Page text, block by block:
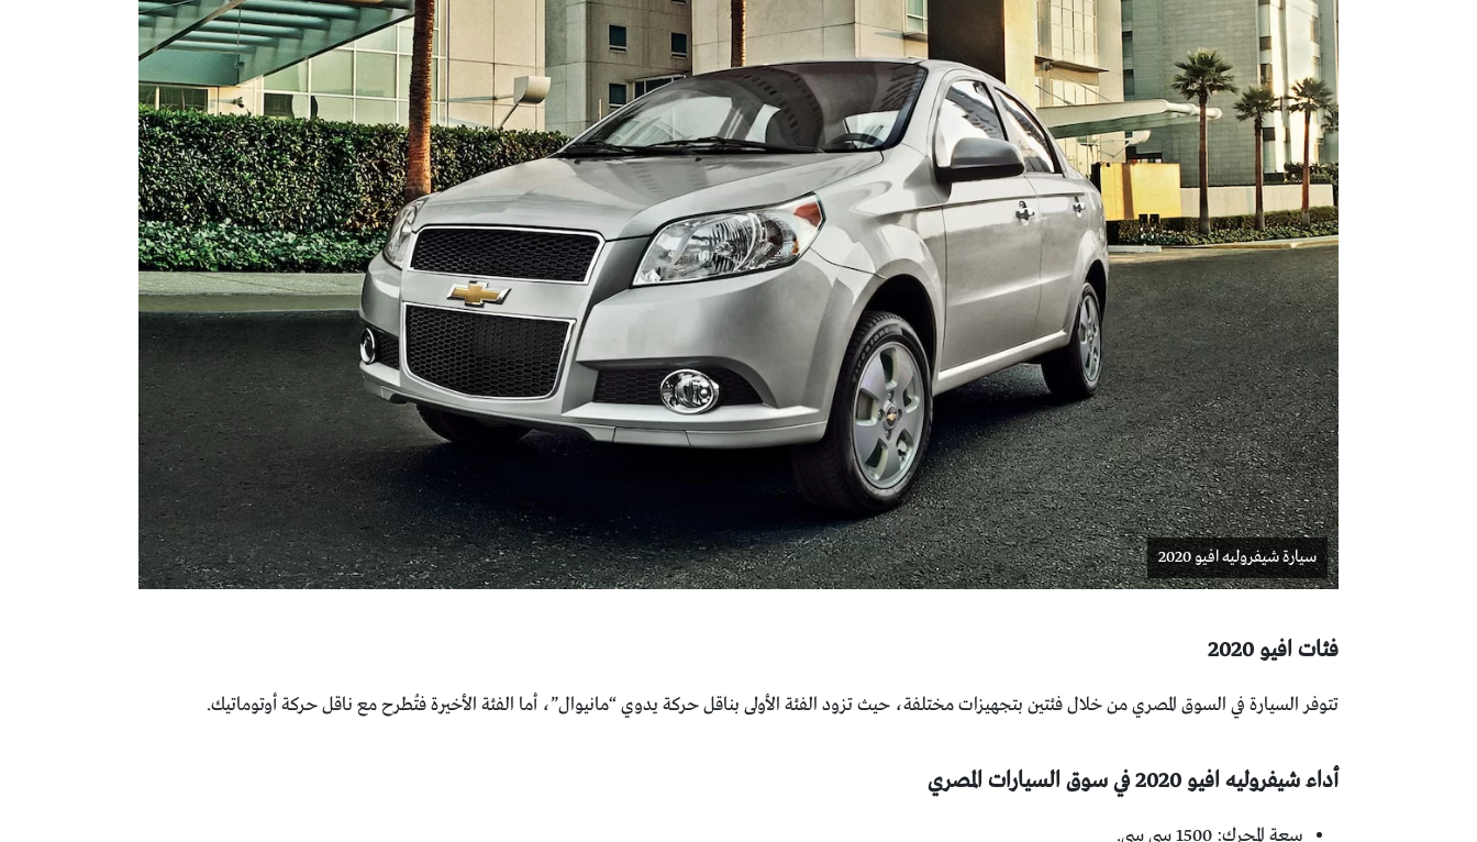
سيارة شيفروليه افيو 2020
فئات افيو 2020
تتوفر السيارة في السوق المصري من خلال فئتين بتجهيزات مختلفة، حيث تزود الفئة الأولى بناقل حركة يدوي “مانيوال”، أما الفئة الأخيرة فتُطرح مع ناقل حركة أوتوماتيك.
أداء شيفروليه افيو 2020 في سوق السيارات المصري
سعة المحرك: 1500 سي سي.